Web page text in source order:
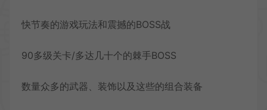
快节奏的游戏玩法和震撼的BOSS战
90多级关卡/多达几十个的棘手BOSS
数量众多的武器、装饰以及这些的组合装备